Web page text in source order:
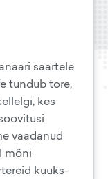
saartele
tundub tore,
kes
vaadanud
mõni
kuuks-